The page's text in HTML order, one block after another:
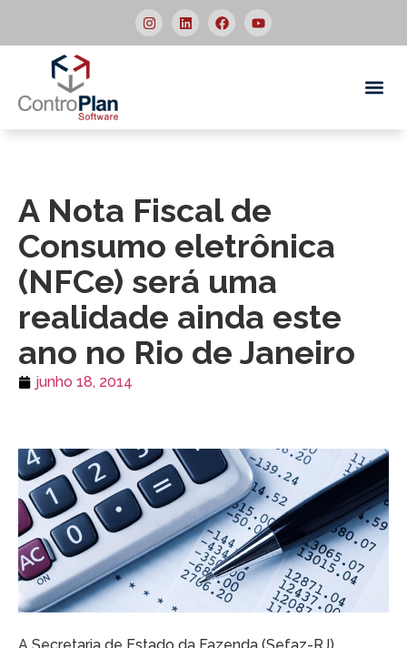
A Nota Fiscal de
Consumo eletrônica
(NFCe) será uma
realidade ainda este
ano no Rio de Janeiro
junho 18, 2014